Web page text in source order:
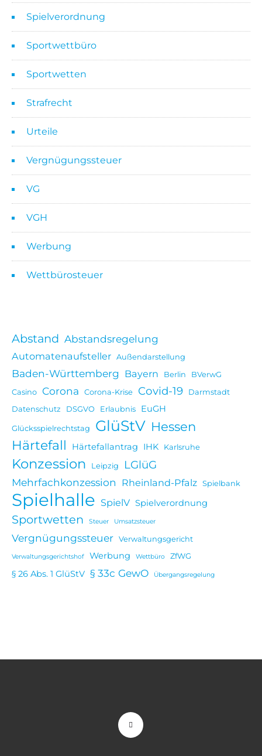
Spielverordnung
Sportwettbüro
Sportwetten
Strafrecht
Urteile
Vergnügungssteuer
VG
VGH
Werbung
Wettbürosteuer
Abstand Abstandsregelung
Automatenaufsteller Außendarstellung
Baden-Württemberg Bayern Berlin
BVerwG
Casino
Corona Corona-Krise Covid-19
Darmstadt
Datenschutz
DSGVO Erlaubnis EuGH
Glücksspielrechtstag GlüStV Hessen
Härtefall
Härtefallantrag IHK Karlsruhe
Konzession Leipzig LGlüG
Mehrfachkonzession Rheinland-Pfalz Spielbank
Spielhalle SpielV Spielverordnung
Sportwetten Steuer Umsatzsteuer
Vergnügungssteuer Verwaltungsgericht
Verwaltungsgerichtshof Werbung Wettbüro ZfWG
§ 26 Abs. 1 GlüStV § 33c GewO Übergangsregelung